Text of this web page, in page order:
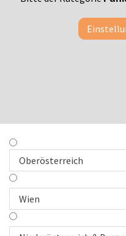
Oberösterreich
Wien